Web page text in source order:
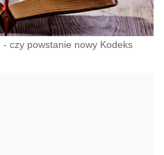
czy powstanie nowy Kodeks